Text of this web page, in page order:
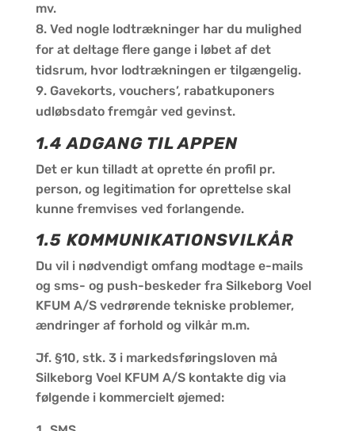
mv.
Ved nogle lodtrækninger har du mulighed
for at deltage flere gange i løbet af det
tidsrum, hvor lodtrækningen er tilgængelig.
Gavekorts, vouchers’, rabatkuponers
udløbsdato fremgår ved gevinst.
1.4 ADGANG TIL APPEN
Det er kun tilladt at oprette én profil pr.
person, og legitimation for oprettelse skal
kunne fremvises ved forlangende.
1.5 KOMMUNIKATIONSVILKÅR
Du vil i nødvendigt omfang modtage e-mails
og sms- og push-beskeder fra Silkeborg Voel
KFUM A/S vedrørende tekniske problemer,
ændringer af forhold og vilkår m.m.
Jf. §10, stk. 3 i markedsføringsloven må
Silkeborg Voel KFUM A/S kontakte dig via
følgende i kommercielt øjemed: